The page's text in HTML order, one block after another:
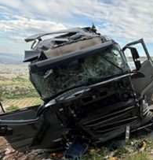
Özel Haberler
Kadın
Erişim Bilgileri
Sağlık